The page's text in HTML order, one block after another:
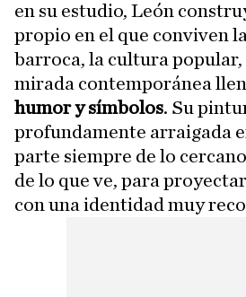
en su estudio, León
propio en el que conviven
barroca, la cultura popular,
mirada contemporánea
humor y símbolos. Su
profundamente arraigada
parte siempre de lo
de lo que ve, para
con una identidad muy